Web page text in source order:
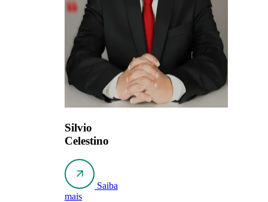
Silvio
Celestino
Saiba
mais